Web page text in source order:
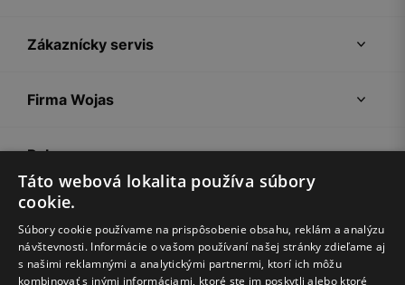
Zákaznícky servis
Firma Wojas
Pokyny
Táto webová lokalita používa súbory
cookie.
Súbory cookie používame na prispôsobenie obsahu, reklám a analýzu
návštevnosti. Informácie o vašom používaní našej stránky zdieľame aj
s našimi reklamnými a analytickými partnermi, ktorí ich môžu
kombinovať s inými informáciami, ktoré ste im poskytli alebo ktoré